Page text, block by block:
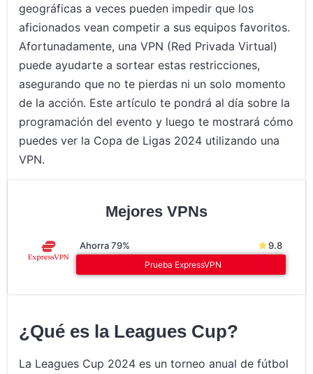
geográficas a veces pueden impedir que los
aficionados vean competir a sus equipos favoritos.
Afortunadamente, una VPN (Red Privada Virtual)
puede ayudarte a sortear estas restricciones,
asegurando que no te pierdas ni un solo momento
de la acción. Este artículo te pondrá al día sobre la
programación del evento y luego te mostrará cómo
puedes ver la Copa de Ligas 2024 utilizando una
VPN.
Mejores VPNs
Ahorra 79% 9.8
Prueba ExpressVPN
¿Qué es la Leagues Cup?
La Leagues Cup 2024 es un torneo anual de fútbol